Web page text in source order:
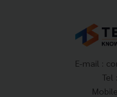
E-mail :
Tel